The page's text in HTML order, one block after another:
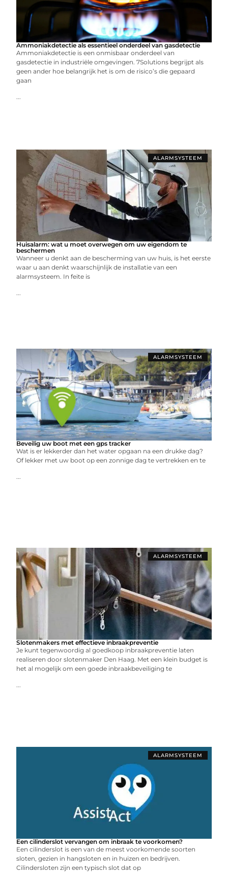
Ammoniakdetectie als essentieel onderdeel van gasdetectie
Ammoniakdetectie is een onmisbaar onderdeel van
gasdetectie in industriële omgevingen. 7Solutions begrijpt als
geen ander hoe belangrijk het is om de risico’s die gepaard
gaan
...
ALARMSYSTEEM
Huisalarm: wat u moet overwegen om uw eigendom te
beschermen
Wanneer u denkt aan de bescherming van uw huis, is het eerste
waar u aan denkt waarschijnlijk de installatie van een
alarmsysteem. In feite is
...
ALARMSYSTEEM
Beveilig uw boot met een gps tracker
Wat is er lekkerder dan het water opgaan na een drukke dag?
Of lekker met uw boot op een zonnige dag te vertrekken en te
...
ALARMSYSTEEM
Slotenmakers met effectieve inbraakpreventie
Je kunt tegenwoordig al goedkoop inbraakpreventie laten
realiseren door slotenmaker Den Haag. Met een klein budget is
het al mogelijk om een goede inbraakbeveiliging te
...
ALARMSYSTEEM
Een cilinderslot vervangen om inbraak te voorkomen?
Een cilinderslot is een van de meest voorkomende soorten
sloten, gezien in hangsloten en in huizen en bedrijven.
Cilindersloten zijn een typisch slot dat op